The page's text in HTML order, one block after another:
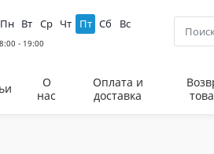
Пн Вт Ср Чт Пт Сб Вс
О
нас
Оплата и
доставка